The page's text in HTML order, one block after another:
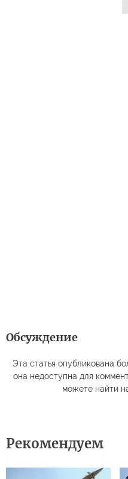
Обсуждение
Эта статья опубликована
она недоступна для
можете найти
Рекомендуем